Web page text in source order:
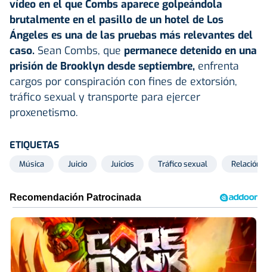
vídeo en el que Combs aparece golpeándola
brutalmente en el pasillo de un hotel de Los
Ángeles es una de las pruebas más relevantes del
caso. Sean Combs, que permanece detenido en una
prisión de Brooklyn desde septiembre, enfrenta
cargos por conspiración con fines de extorsión,
tráfico sexual y transporte para ejercer
proxenetismo.
ETIQUETAS
Música Juicio Juicios Tráfico sexual Relación